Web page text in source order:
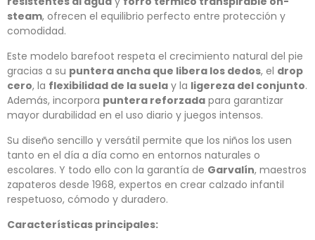
steam, ofrecen el equilibrio perfecto entre protección y
comodidad.
Este modelo barefoot respeta el crecimiento natural del pie
gracias a su puntera ancha que libera los dedos, el drop
cero, la flexibilidad de la suela y la ligereza del conjunto.
Además, incorpora puntera reforzada para garantizar
mayor durabilidad en el uso diario y juegos intensos.
Su diseño sencillo y versátil permite que los niños los usen
tanto en el día a día como en entornos naturales o
escolares. Y todo ello con la garantía de Garvalín, maestros
zapateros desde 1968, expertos en crear calzado infantil
respetuoso, cómodo y duradero.
Características principales: